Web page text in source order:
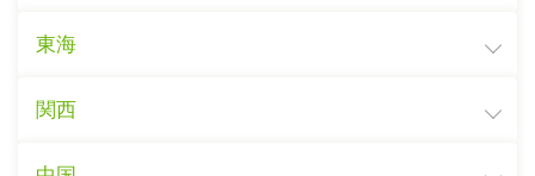
東海
関西